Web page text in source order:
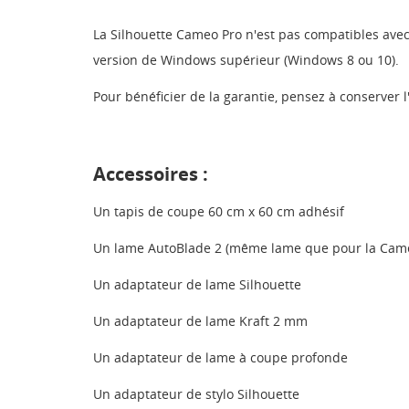
La Silhouette Cameo Pro n'est pas compatibles
version de Windows supérieur (Windows 8 ou 10).
Pour bénéficier de la garantie, pensez à conserver
Accessoires :
Un tapis de coupe 60 cm x 60 cm adhésif
Un lame AutoBlade 2 (même lame que pour la
Un adaptateur de lame Silhouette
Un adaptateur de lame Kraft 2 mm
Un adaptateur de lame à coupe profonde
Un adaptateur de stylo Silhouette